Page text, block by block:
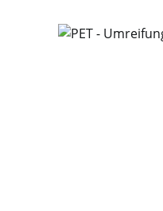
Bildergalerie